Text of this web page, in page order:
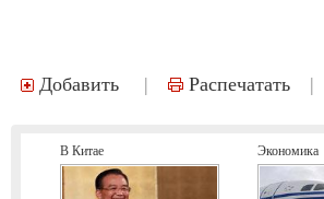
Добавить | Распечатать |
В Китае Экономика